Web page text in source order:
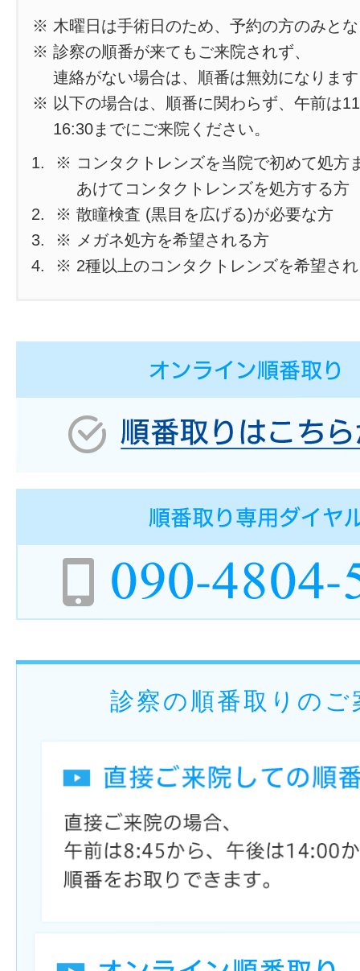
※ 木曜日は手術日のため、予約の方のみと
※ 診察の順番が来てもご来院されず、
連絡がない場合は、順番は無効になりま
※ 以下の場合は、順番に関わらず、午前は
16:30までにご来院ください。
※ コンタクトレンズを当院で初めて処方
あけてコンタクトレンズを処方する方
※ 散瞳検査 (黒目を広げる)が必要な方
※ メガネ処方を希望される方
※ 2種以上のコンタクトレンズを希望さ
診察の順番取りのご